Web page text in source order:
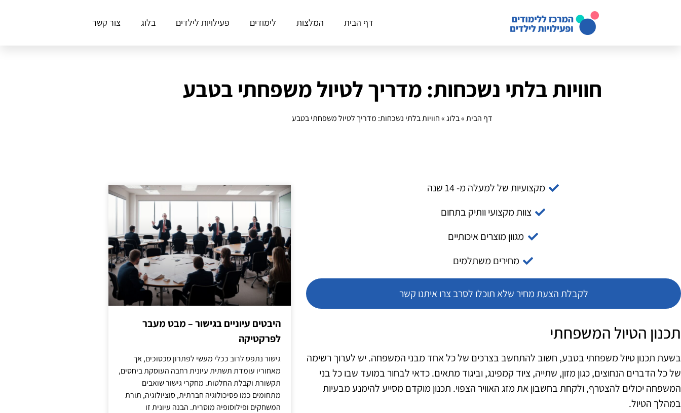
דף הבית המלצות לימודים פעילויות לילדים בלוג צור קשר
חוויות בלתי נשכחות: מדריך לטיול משפחתי בטבע
דף הבית»בלוג»חוויות בלתי נשכחות: מדריך לטיול משפחתי בטבע
מקצועיות של למעלה מ- 14 שנה
צוות מקצועי וותיק בתחום
מגוון מוצרים איכותיים
מחירים משתלמים
לקבלת הצעת מחיר שלא תוכלו לסרב צרו איתנו קשר
תכנון הטיול המשפחתי
בשעת תכנון טיול משפחתי בטבע, חשוב להתחשב בצרכים של כל אחד מבני המשפחה. יש לערוך רשימה
של כל הדברים הנחוצים, כגון מזון, שתייה, ציוד קמפינג, וביגוד מתאים. כדאי לבחור במועד שבו כל בני
המשפחה יכולים להצטרף, ולקחת בחשבון את מזג האוויר הצפוי. תכנון מוקדם מסייע להימנע מבעיות
במהלך הטיול.
היבטים עיוניים בגישור – מבט מעבר
לפרקטיקה
גישור נתפס לרוב ככלי מעשי לפתרון סכסוכים, אך
מאחוריו עומדת תשתית עיונית רחבה העוסקת ביחסים,
תקשורת וקבלת החלטות. מחקרי גישור שואבים
מתחומים כמו פסיכולוגיה חברתית, סוציולוגיה, תורת
המשחקים ופילוסופיה מוסרית. הבנה עיונית זו